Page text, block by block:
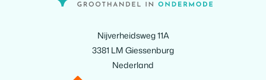
Nijverheidsweg 11A
3381 LM Giessenburg
Nederland